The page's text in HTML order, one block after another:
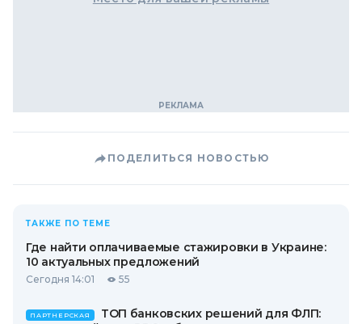
ПОДЕЛИТЬСЯ НОВОСТЬЮ
ТАКЖЕ ПО ТЕМЕ
Где найти оплачиваемые стажировки в Украине:
10 актуальных предложений
Сегодня 14:01 55
ПАРТНЕРСКАЯ
ТОП банковских решений для ФЛП: